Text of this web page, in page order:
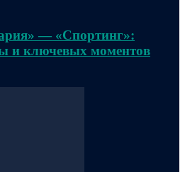
— «Спортинг»:
и ключевых моментов